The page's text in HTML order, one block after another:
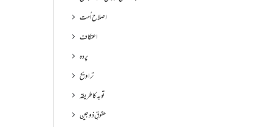
اصلاح اُمت
اعتکاف
پردہ
تراویح
توبہ کا طریقہ
حقوقِ ذوجین